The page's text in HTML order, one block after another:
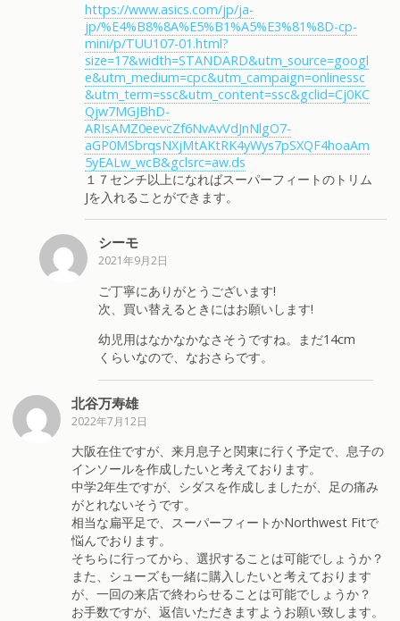
https://www.asics.com/jp/ja-
jp/%E4%B8%8A%E5%B1%A5%E3%81%8D-cp-
mini/p/TUU107-01.html?
size=17&width=STANDARD&utm_source=googl
e&utm_medium=cpc&utm_campaign=onlinessc
&utm_term=ssc&utm_content=ssc&gclid=Cj0KC
Qjw7MGJBhD-
ARIsAMZ0eevcZf6NvAvVdJnNlgO7-
aGP0MSbrqsNXjMtAKtRK4yWys7pSXQF4hoaAm
5yEALw_wcB&gclsrc=aw.ds
１７センチ以上になればスーパーフィートのトリム
Jを入れることができます。
シーモ
2021年9月2日
ご丁寧にありがとうございます!
次、買い替えるときにはお願いします!
幼児用はなかなかなさそうですね。まだ14cm
くらいなので、なおさらです。
北谷万寿雄
2022年7月12日
大阪在住ですが、来月息子と関東に行く予定で、息子の
インソールを作成したいと考えております。
中学2年生ですが、シダスを作成しましたが、足の痛み
がとれないそうです。
相当な扁平足で、スーパーフィートかNorthwest Fitで
悩んでおります。
そちらに行ってから、選択することは可能でしょうか？
また、シューズも一緒に購入したいと考えております
が、一回の来店で終わらせることは可能でしょうか？
お手数ですが、返信いただきますようお願い致します。